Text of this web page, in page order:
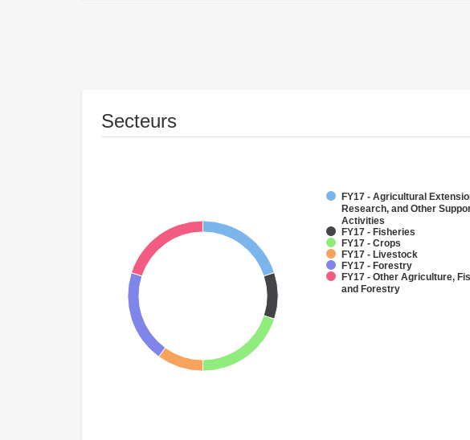
Secteurs
FY17 - Agricultural
Research, and Other
Activities
FY17 - Fisheries
FY17 - Crops
FY17 - Livestock
FY17 - Forestry
FY17 - Other Agriculture,
and Forestry